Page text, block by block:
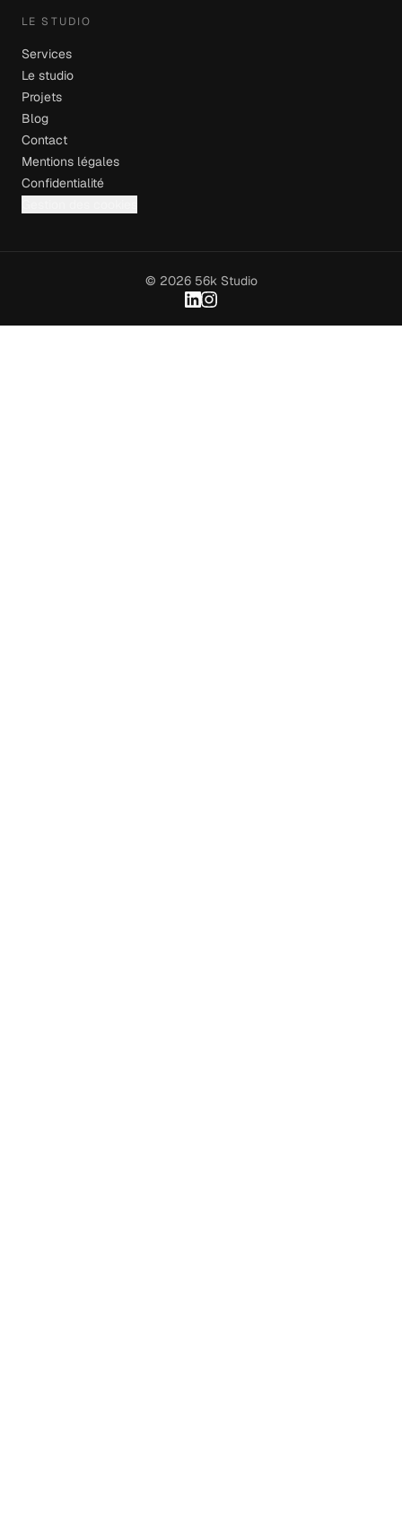
LE STUDIO
Services
Le studio
Projets
Blog
Contact
Mentions légales
Confidentialité
© 2026 56k Studio